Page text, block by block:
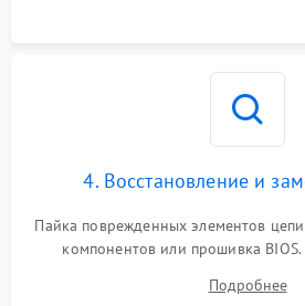
4. Восстановление и
Пайка поврежденных элементов цепи
компонентов или прошивка BIOS.
матрицы, замена неисправного
SSD или установка новых
Подробнее